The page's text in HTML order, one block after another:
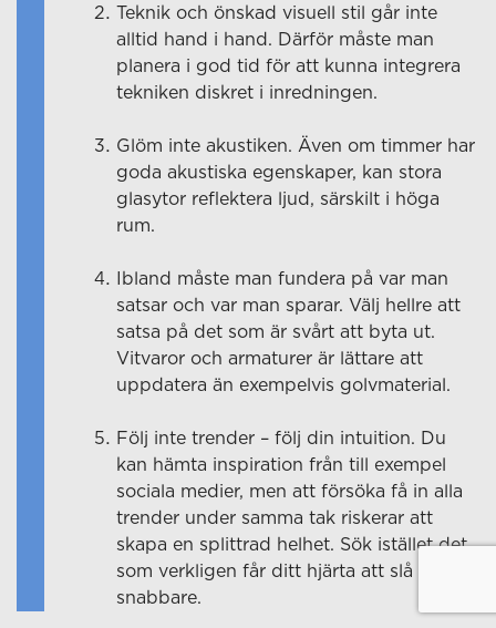
Teknik och önskad visuell stil går inte
alltid hand i hand. Därför måste man
planera i god tid för att kunna integrera
tekniken diskret i inredningen.
Glöm inte akustiken. Även om timmer har
goda akustiska egenskaper, kan stora
glasytor reflektera ljud, särskilt i höga
rum.
Ibland måste man fundera på var man
satsar och var man sparar. Välj hellre att
satsa på det som är svårt att byta ut.
Vitvaror och armaturer är lättare att
uppdatera än exempelvis golvmaterial.
Följ inte trender – följ din intuition. Du
kan hämta inspiration från till exempel
sociala medier, men att försöka få in alla
trender under samma tak riskerar att
skapa en splittrad helhet. Sök istället det
som verkligen får ditt hjärta att slå
snabbare.